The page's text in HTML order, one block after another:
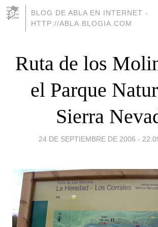
BLOG DE ABLA EN INTERNET -
HTTP://ABLA.BLOGIA.COM
Ruta de los
el Parque
Sierra
24 DE SEPTIEMBRE DE 2006 -